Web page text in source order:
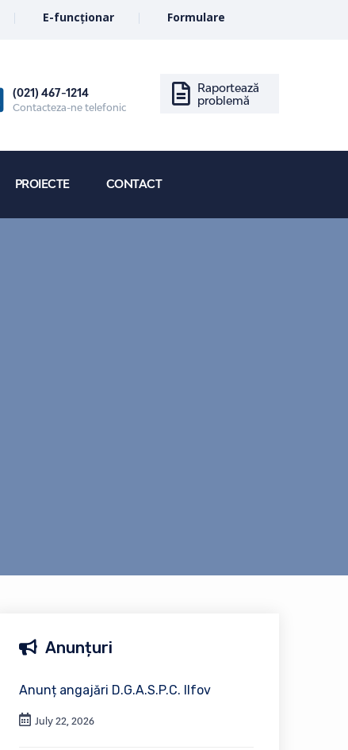
E-funcționar Formulare
(021) 467-1214
Contacteza-ne telefonic
Raportează
problemă
PROIECTE CONTACT
Anunțuri
Anunț angajări D.G.A.S.P.C. Ilfov
July 22, 2026